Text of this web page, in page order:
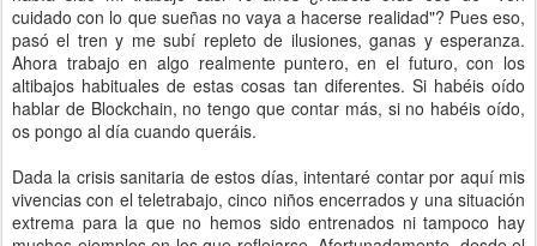
cuidado con lo que sueñas no vaya a hacerse realidad"? Pues eso,
pasó el tren y me subí repleto de ilusiones, ganas y esperanza.
Ahora trabajo en algo realmente puntero, en el futuro, con los
altibajos habituales de estas cosas tan diferentes. Si habéis oído
hablar de Blockchain, no tengo que contar más, si no habéis oído,
os pongo al día cuando queráis.
Dada la crisis sanitaria de estos días, intentaré contar por aquí mis
vivencias con el teletrabajo, cinco niños encerrados y una situación
extrema para la que no hemos sido entrenados ni tampoco hay